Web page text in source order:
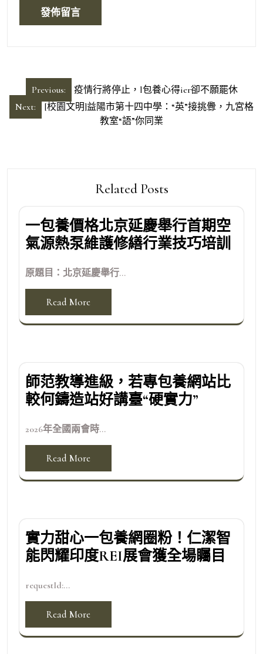
章
導
Previous:
疫情行將停止，l包養心得ier卻不願罷休
Next:
[校園文明]益陽市第十四中學：“英”接挑釁，九宮格
教室“語”你同業
Related Posts
一包養價格北京延慶舉行首期空
氣源熱泵維護修繕行業技巧培訓
原題目：北京延慶舉行...
Read More
師范教導進級，若專包養網站比
較何鑄造站好講臺“硬實力”
2026年全國兩會時...
Read More
實力甜心一包養網圈粉！仁潔智
能閃耀印度REI展會獲全場矚目
requestId:...
Read More